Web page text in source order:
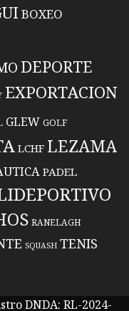
BOXEO
DEPORTE
EXPORTACION
GLEW GOLF
LCHF LEZAMA
PADEL
RANELAGH
SQUASH TENIS
DNDA: RL-2024-